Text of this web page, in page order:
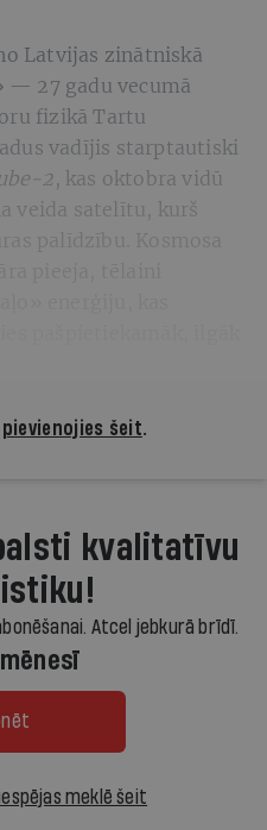
Latvijas zinātniskā
— 27 gadu vecumā
fizikā Tartu
vadījis starptautiski
2, kas oktobra vidū
veida satelītu, kurš
palīdzību. Kosmosa
pievienojies šeit.
kvalitatīvu
Atcel jebkurā brīdī.
meklē šeit